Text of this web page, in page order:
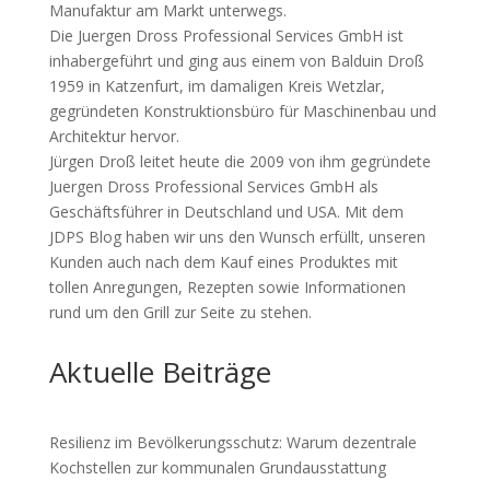
Manufaktur am Markt unterwegs.
Die Juergen Dross Professional Services GmbH ist
inhabergeführt und ging aus einem von Balduin Droß
1959 in Katzenfurt, im damaligen Kreis Wetzlar,
gegründeten Konstruktionsbüro für Maschinenbau und
Architektur hervor.
Jürgen Droß leitet heute die 2009 von ihm gegründete
Juergen Dross Professional Services GmbH als
Geschäftsführer in Deutschland und USA. Mit dem
JDPS Blog haben wir uns den Wunsch erfüllt, unseren
Kunden auch nach dem Kauf eines Produktes mit
tollen Anregungen, Rezepten sowie Informationen
rund um den Grill zur Seite zu stehen.
Aktuelle Beiträge
Resilienz im Bevölkerungsschutz: Warum dezentrale
Kochstellen zur kommunalen Grundausstattung